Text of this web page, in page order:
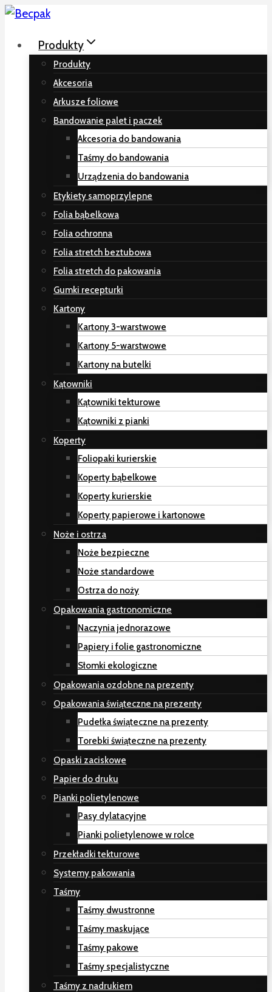
Przeskocz
treści
Produkty
Produkty
Akcesoria
Arkusze foliowe
Bandowanie palet i paczek
Akcesoria do bandowania
Taśmy do bandowania
Urządzenia do bandowania
Etykiety samoprzylepne
Folia bąbelkowa
Folia ochronna
Folia stretch beztubowa
Folia stretch do pakowania
Gumki recepturki
Kartony
Kartony 3-warstwowe
Kartony 5-warstwowe
Kartony na butelki
Kątowniki
Kątowniki tekturowe
Kątowniki z pianki
Koperty
Foliopaki kurierskie
Koperty bąbelkowe
Koperty kurierskie
Koperty papierowe i kartonowe
Noże i ostrza
Noże bezpieczne
Noże standardowe
Ostrza do noży
Opakowania gastronomiczne
Naczynia jednorazowe
Papiery i folie gastronomiczne
Słomki ekologiczne
Opakowania ozdobne na prezenty
Opakowania świąteczne na prezenty
Pudełka świąteczne na prezenty
Torebki świąteczne na prezenty
Opaski zaciskowe
Papier do druku
Pianki polietylenowe
Pasy dylatacyjne
Pianki polietylenowe w rolce
Przekładki tekturowe
Systemy pakowania
Taśmy
Taśmy dwustronne
Taśmy maskujące
Taśmy pakowe
Taśmy specjalistyczne
Taśmy z nadrukiem